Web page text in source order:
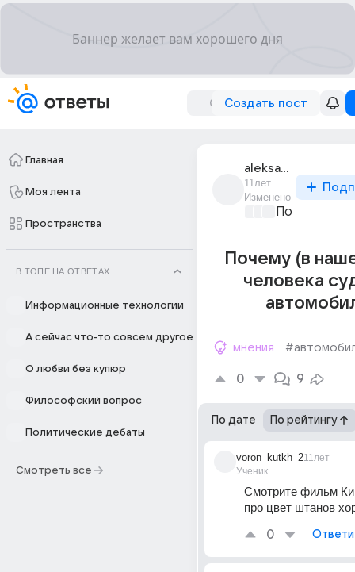
Создать пост
Главная
Моя лента
Пространства
В ТОПЕ НА ОТВЕТАХ
Информационные технологии
А сейчас что-то совсем другое
О любви без купюр
Философский вопрос
Политические дебаты
Смотреть все
aleksandr_45559
11лет
Изменено
Почему (в
человека
мнения
0 9
По дате По рейтингу
voron_kutkh_2
Ученик
11лет
Смотрите фильм
про цвет штанов
0